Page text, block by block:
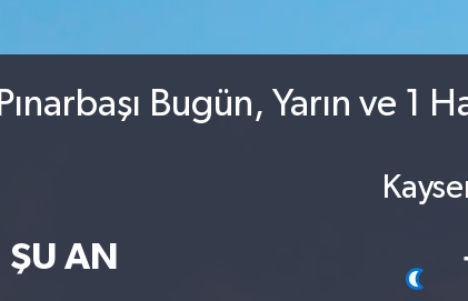
Pınarbaşı Bugün, Yarın ve 1
ŞU AN